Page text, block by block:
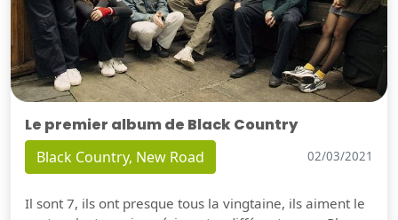
Le premier album de Black Country
Black Country, New Road 02/03/2021
Il sont 7, ils ont presque tous la vingtaine, ils aiment le